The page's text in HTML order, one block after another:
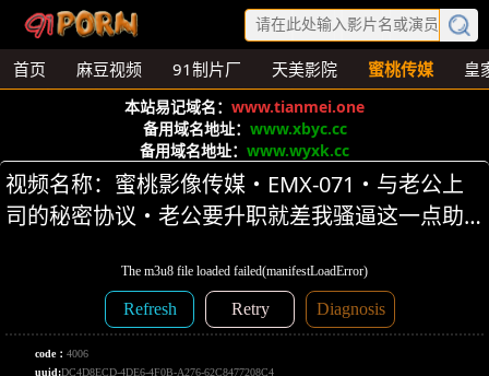
首页 麻豆视频 91制片厂 天美影院 蜜桃传媒 皇
本站易记域名： www.tianmei.one
备用域名地址： www.xbyc.cc
备用域名地址： www.wyxk.cc
视频名称：蜜桃影像传媒・EMX-071・与老公上
司的秘密协议・老公要升职就差我骚逼这一点助